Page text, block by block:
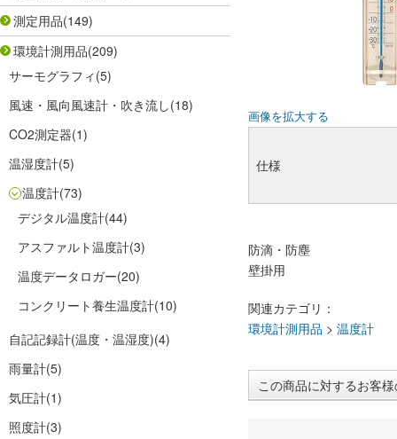
測定用品(149)
環境計測用品(209)
サーモグラフィ (5)
風速・風向風速計・吹き流し(18)
CO2測定器(1)
温湿度計(5)
温度計(73)
デジタル温度計(44)
アスファルト温度計(3)
温度データロガー(20)
コンクリート養生温度計(10)
自記記録計(温度・温湿度)(4)
雨量計(5)
気圧計(1)
照度計(3)
画像を拡大する
仕様
防滴・防塵
壁掛用
関連カテゴリ：
環境計測用品 > 温度計
この商品に対するお客